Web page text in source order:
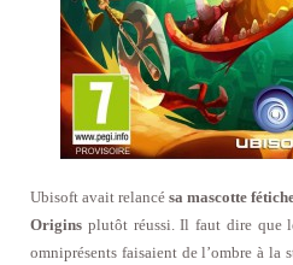
Ubisoft avait relancésa mascotte
Origins plutôt réussi. Il faut dire que
omniprésents faisaient de l’ombre à la